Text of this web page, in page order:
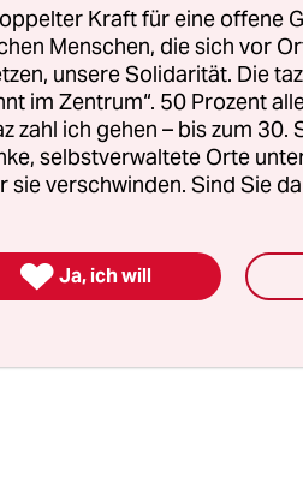
Agentur eine Analyse,
vorstellen wollen.
habe im vergangenen
des russischen
allerdings entschieden
Druck auf
Kraft für eine offene
Menschen, die sich vor
unsere Solidarität. Die
im Zentrum“. 50 Prozent
zahl ich gehen – bis zum
selbstverwaltete Orte
sie verschwinden. Sind Sie
 Ja, ich will